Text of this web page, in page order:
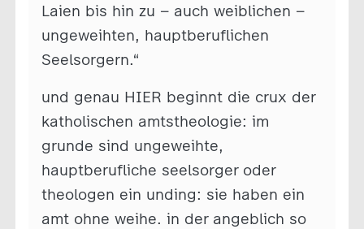
Laien bis hin zu – auch weiblichen –
ungeweihten, hauptberuflichen
Seelsorgern.“
und genau HIER beginnt die crux der
katholischen amtstheologie: im
grunde sind ungeweihte,
hauptberufliche seelsorger oder
theologen ein unding: sie haben ein
amt ohne weihe. in der angeblich so